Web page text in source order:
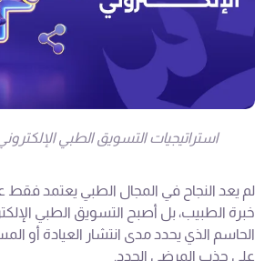
استراتيجيات التسويق الطبي
لم يعد النجاح في المجال الطبي يعتمد فقط
خبرة الطبيب، بل أصبح التسويق الطبي
الحاسم الذي يحدد مدى انتشار العيادة أو
على جذب المرضى الجدد.